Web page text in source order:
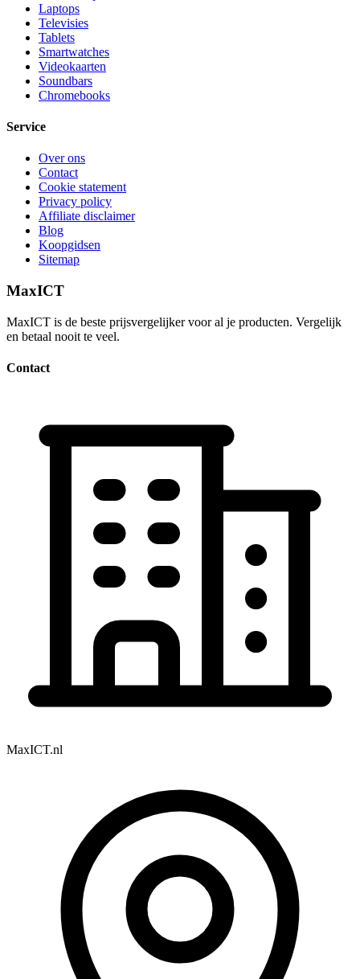
Laptops
Televisies
Tablets
Smartwatches
Videokaarten
Soundbars
Chromebooks
Service
Over ons
Contact
Cookie statement
Privacy policy
Affiliate disclaimer
Blog
Koopgidsen
Sitemap
MaxICT
MaxICT is de beste prijsvergelijker voor al je producten. Vergelijk
en betaal nooit te veel.
Contact
MaxICT.nl